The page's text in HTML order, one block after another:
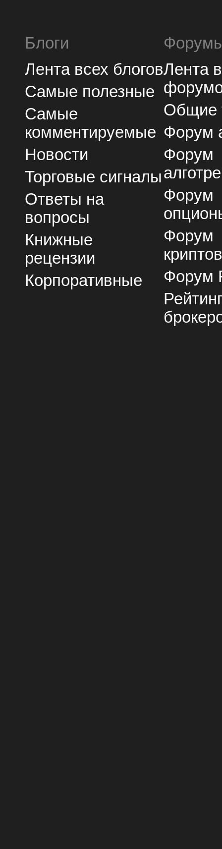
Блоги
Лента всех блогов
Самые полезные
Самые
комментируемые
Новости
Торговые сигналы
Ответы на
вопросы
Книжные
рецензии
Корпоративные
Лента
Общие
Форум
Форум
Форум
Форум
Форум